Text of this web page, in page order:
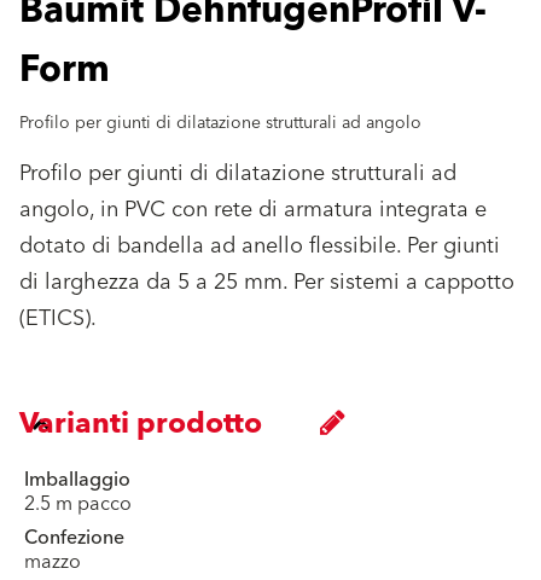
Form
Profilo per giunti di dilatazione strutturali ad angolo
Profilo per giunti di dilatazione strutturali ad
angolo, in PVC con rete di armatura integrata e
dotato di bandella ad anello flessibile. Per giunti
di larghezza da 5 a 25 mm. Per sistemi a cappotto
(ETICS).
Varianti prodotto
Imballaggio
2.5 m pacco
Confezione
mazzo